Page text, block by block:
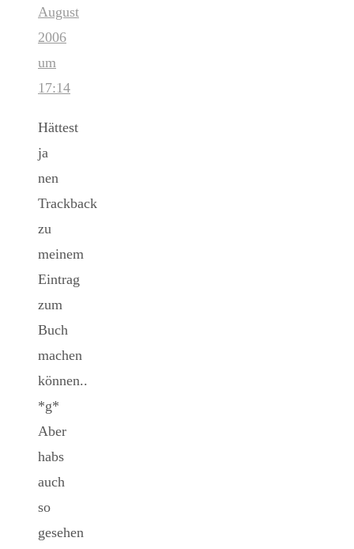
August
2006
um
17:14
Hättest
ja
nen
Trackback
zu
meinem
Eintrag
zum
Buch
machen
können..
*g*
Aber
habs
auch
so
gesehen